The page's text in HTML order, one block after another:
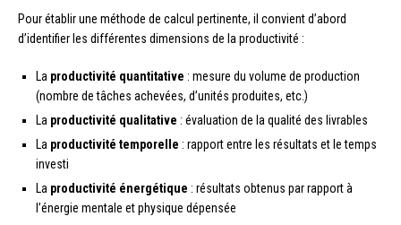
Pour établir une méthode de calcul pertinente, il convient d’abord
d’identifier les différentes dimensions de la productivité :
La productivité quantitative : mesure du volume de production
(nombre de tâches achevées, d’unités produites, etc.)
La productivité qualitative : évaluation de la qualité des livrables
La productivité temporelle : rapport entre les résultats et le temps
investi
La productivité énergétique : résultats obtenus par rapport à
l’énergie mentale et physique dépensée